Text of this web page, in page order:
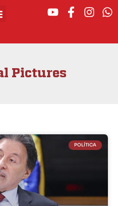
Pictures
POLÍTICA